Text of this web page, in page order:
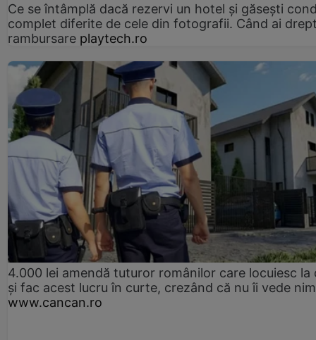
Ce se întâmplă dacă rezervi un hotel și găsești
complet diferite de cele din fotografii. Când ai
rambursare playtech.ro
4.000 lei amendă tuturor românilor care locuiesc la
și fac acest lucru în curte, crezând că nu îi vede
www.cancan.ro